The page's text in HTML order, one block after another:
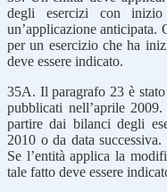
degli esercizi con
un’applicazione anticipata.
per un esercizio che ha
deve essere indicato.
35A. Il paragrafo 23 è
pubblicati nell’aprile
partire dai bilanci degli
2010 o da data
Se l’entità applica la
tale fatto deve essere